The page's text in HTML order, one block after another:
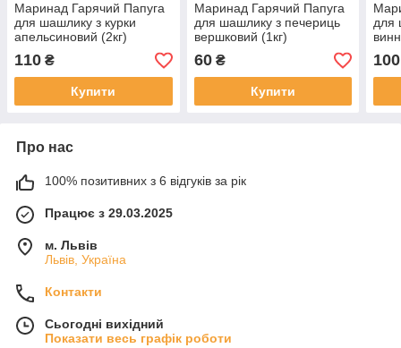
Маринад Гарячий Папуга
для шашлику з курки
апельсиновий (2кг)
110 ₴
Купити
Маринад Гарячий Папуга
для шашлику з печериць
вершковий (1кг)
60₴
Купити
для
100
Про нас
100% позитивних з 6 відгуків за рік
Працює з 29.03.2025
м. Львів
Львів, Україна
Контакти
Сьогодні вихідний
Показати весь графік роботи